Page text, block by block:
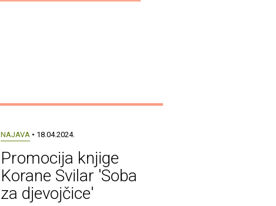
NAJAVA • 18.04.2024.
Promocija knjige
Korane Svilar 'Soba
za djevojčice'